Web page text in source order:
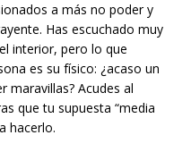
a más no poder y
Has escuchado muy
interior, pero lo que
es su físico: ¿acaso un
maravillas? Acudes al
que tu supuesta “media
hacerlo.